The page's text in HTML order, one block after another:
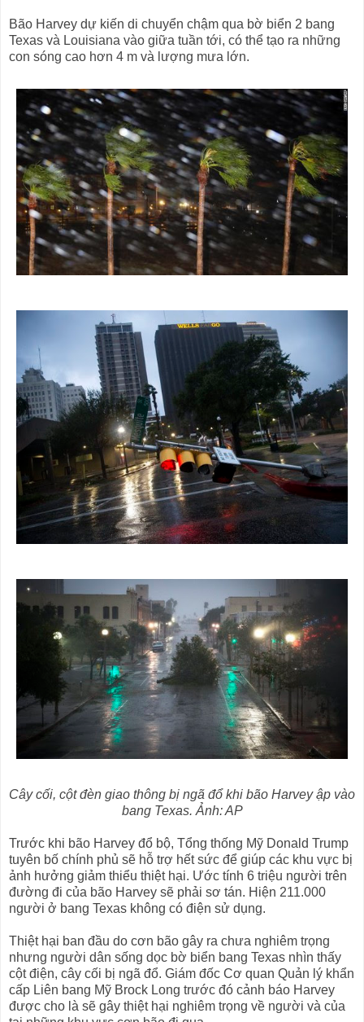
Bão Harvey dự kiến di chuyển chậm qua bờ biển 2 bang
Texas và Louisiana vào giữa tuần tới, có thể tạo ra những
con sóng cao hơn 4 m và lượng mưa lớn.
Cây cối, cột đèn giao thông bị ngã đổ khi bão Harvey ập vào
bang Texas. Ảnh: AP
Trước khi bão Harvey đổ bộ, Tổng thống Mỹ Donald Trump
tuyên bố chính phủ sẽ hỗ trợ hết sức để giúp các khu vực bị
ảnh hưởng giảm thiểu thiệt hại. Ước tính 6 triệu người trên
đường đi của bão Harvey sẽ phải sơ tán. Hiện 211.000
người ở bang Texas không có điện sử dụng.
Thiệt hại ban đầu do cơn bão gây ra chưa nghiêm trọng
nhưng người dân sống dọc bờ biển bang Texas nhìn thấy
cột điện, cây cối bị ngã đổ. Giám đốc Cơ quan Quản lý khẩn
cấp Liên bang Mỹ Brock Long trước đó cảnh báo Harvey
được cho là sẽ gây thiệt hại nghiêm trọng về người và của